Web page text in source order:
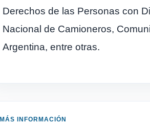
Derechos de las Personas con
Nacional de Camioneros,
Argentina, entre otras.
MÁS INFORMACIÓN